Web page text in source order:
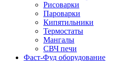
Рисоварки
Пароварки
Кипятильники
Термостаты
Мангалы
СВЧ печи
Фаст-Фуд оборудование